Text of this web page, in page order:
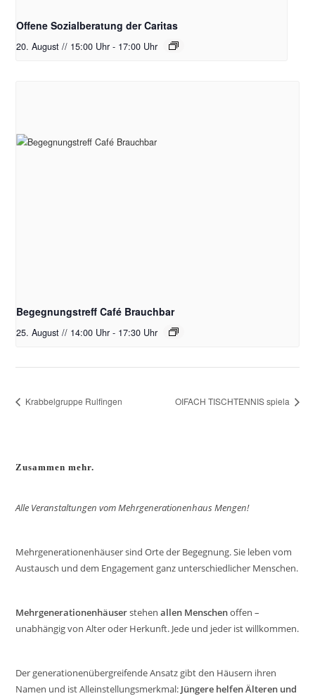
Offene Sozialberatung der Caritas
20. August // 15:00 Uhr - 17:00 Uhr
Begegnungstreff Café Brauchbar
25. August // 14:00 Uhr - 17:30 Uhr
Krabbelgruppe Rulfingen OIFACH TISCHTENNIS spiela
Zusammen mehr.
Alle Veranstaltungen vom Mehrgenerationenhaus Mengen!
Mehrgenerationenhäuser sind Orte der Begegnung. Sie leben vom
Austausch und dem Engagement ganz unterschiedlicher Menschen.
Mehrgenerationenhäuserstehenallen Menschenoffen –
unabhängig von Alter oder Herkunft. Jede und jeder ist willkommen.
Der generationenübergreifende Ansatz gibt den Häusern ihren
Namen und ist Alleinstellungsmerkmal: Jüngere helfen Älteren und